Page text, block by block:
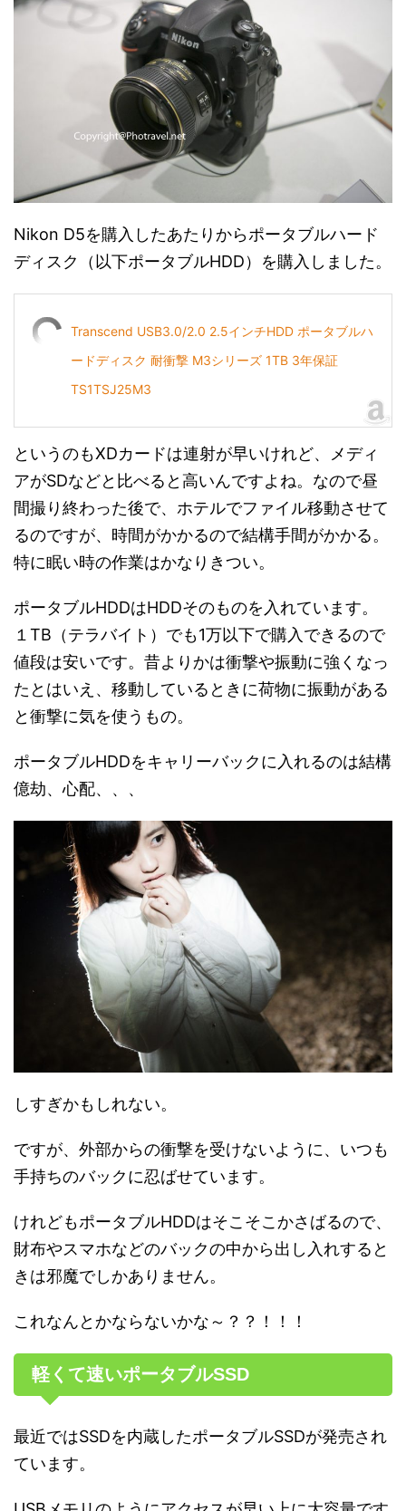
Nikon D5を購入したあたりからポータブルハード
ディスク（以下ポータブルHDD）を購入しました。
Transcend USB3.0/2.0 2.5インチHDD ポータブルハ
ードディスク 耐衝撃 M3シリーズ 1TB 3年保証
TS1TSJ25M3
というのもXDカードは連射が早いけれど、メディ
アがSDなどと比べると高いんですよね。なので昼
間撮り終わった後で、ホテルでファイル移動させて
るのですが、時間がかかるので結構手間がかかる。
特に眠い時の作業はかなりきつい。
ポータブルHDDはHDDそのものを入れています。
１TB（テラバイト）でも1万以下で購入できるので
値段は安いです。昔よりかは衝撃や振動に強くなっ
たとはいえ、移動しているときに荷物に振動がある
と衝撃に気を使うもの。
ポータブルHDDをキャリーバックに入れるのは結構
億劫、心配、、、
しすぎかもしれない。
ですが、外部からの衝撃を受けないように、いつも
手持ちのバックに忍ばせています。
けれどもポータブルHDDはそこそこかさばるので、
財布やスマホなどのバックの中から出し入れすると
きは邪魔でしかありません。
これなんとかならないかな～？？！！！
軽くて速いポータブルSSD
最近ではSSDを内蔵したポータブルSSDが発売され
ています。